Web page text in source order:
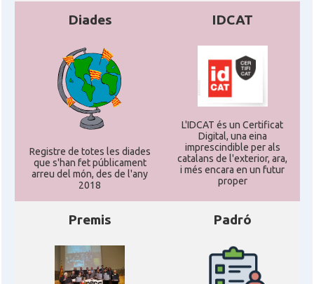
CAMON Catalans a WISCONSIN
Catalans a WYOMING
Casal
American Institute for Catalan
Studies (AICS)
Casal Català de Minnesota
Casal Casal Català del Nord de Califòrnia
Casal
Casal dels Països Catalans a
Casal Catalan Institute of America
Diades
Registre de totes les diades
que s'han fet públicament
arreu del món, des de l'any
2018
IDCAT
L'IDCAT és un Certificat
Digital, una eina
imprescindible per als
catalans de l'exterior, ara,
i més encara en un futur
proper
Premis Padró